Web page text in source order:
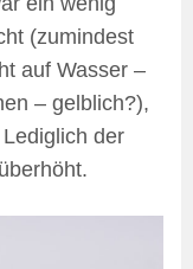
(zumindest
auf Wasser –
– gelblich?),
der